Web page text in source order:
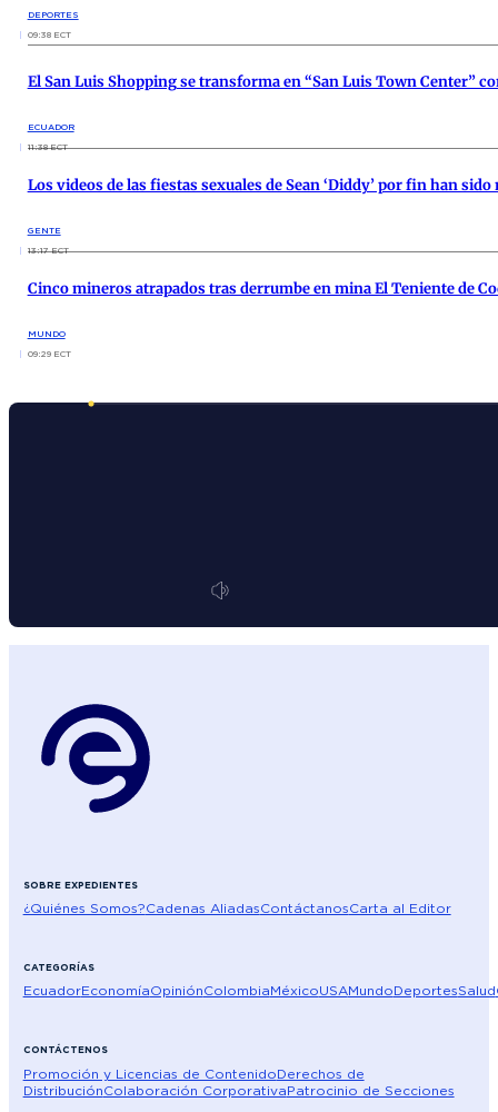
DEPORTES
09:38 ECT
El San Luis Shopping se transforma en “San Luis Town Center”
ECUADOR
11:38 ECT
Los videos de las fiestas sexuales de Sean ‘Diddy’ por fin han
GENTE
13:17 ECT
Cinco mineros atrapados tras derrumbe en mina El Teniente de
MUNDO
09:29 ECT
SOBRE EXPEDIENTES
¿Quiénes Somos?Cadenas AliadasContáctanosCarta al Editor
CATEGORÍAS
EcuadorEconomíaOpiniónColombiaMéxicoUSAMundoDeportesSalud
CONTÁCTENOS
Promoción y Licencias de ContenidoDerechos de
DistribuciónColaboración CorporativaPatrocinio de Secciones